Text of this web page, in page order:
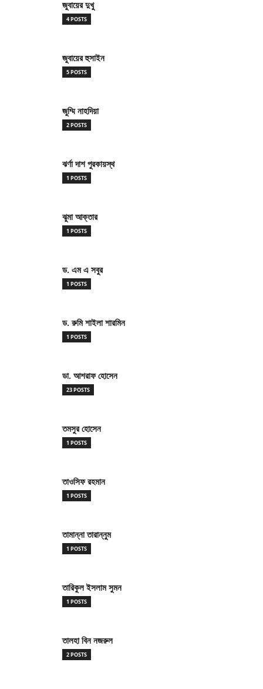
জুবায়ের দুখু
4 POSTS
জুবায়ের হুসাইন
5 POSTS
জুম্মি নাহদিয়া
2 POSTS
ঝর্ণা দাশ পুরকায়স্থ
1 POSTS
ঝুমা আক্তার
1 POSTS
ড. এম এ সবুর
1 POSTS
ড. রুমি শাইলা শারমিন
1 POSTS
ডা. আশরাফ হোসেন
23 POSTS
তমসুর হোসেন
1 POSTS
তাওসিফ রহমান
1 POSTS
তামান্না তারান্নুম
1 POSTS
তারিকুল ইসলাম সুমন
1 POSTS
তালহা বিন নজরুল
2 POSTS